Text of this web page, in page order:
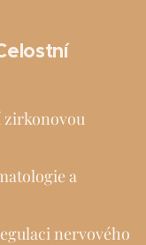
zirkonovou
a
nervového